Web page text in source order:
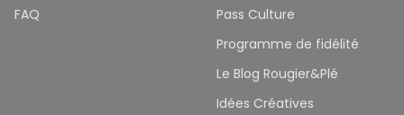
FAQ
Pass Culture
Programme de fidélité
Le Blog Rougier&Plé
Idées Créatives